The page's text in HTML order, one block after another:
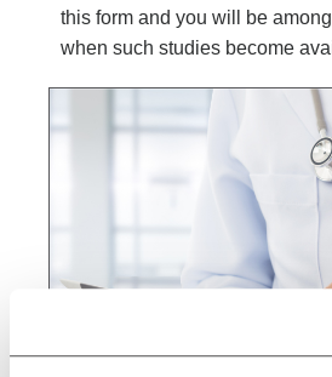
this form and you will be
when such studies become